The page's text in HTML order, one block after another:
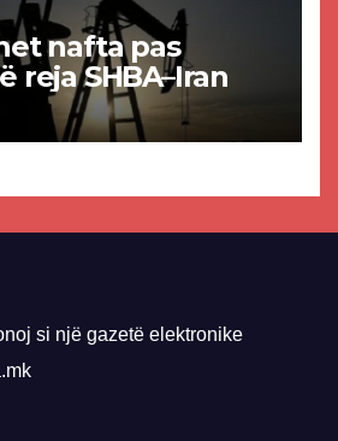
nafta pas
reja SHBA–Iran
si një gazetë elektronike